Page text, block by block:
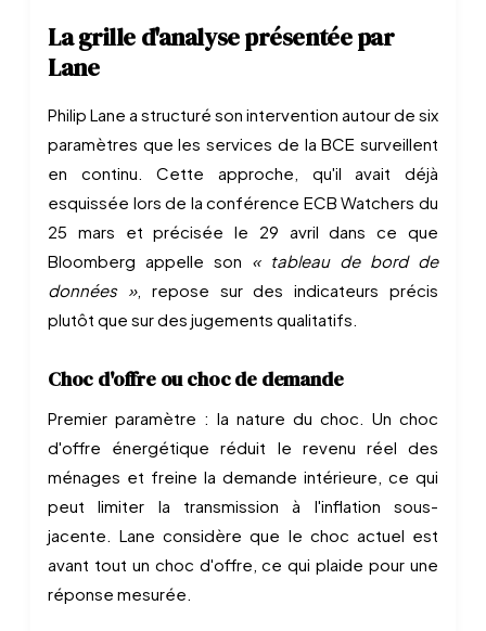
La grille d'analyse présentée par
Lane
Philip Lane a structuré son intervention autour de six
paramètres que les services de la BCE surveillent
en continu. Cette approche, qu'il avait déjà
esquissée lors de la conférence ECB Watchers du
25 mars et précisée le 29 avril dans ce que
Bloomberg appelle son « tableau de bord de
données », repose sur des indicateurs précis
plutôt que sur des jugements qualitatifs.
Choc d'offre ou choc de demande
Premier paramètre : la nature du choc. Un choc
d'offre énergétique réduit le revenu réel des
ménages et freine la demande intérieure, ce qui
peut limiter la transmission à l'inflation sous-
jacente. Lane considère que le choc actuel est
avant tout un choc d'offre, ce qui plaide pour une
réponse mesurée.